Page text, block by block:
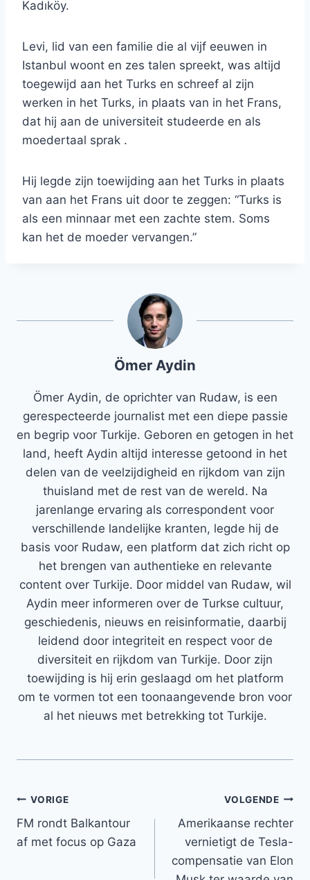
Kadıköy.
Levi, lid van een familie die al vijf eeuwen in
Istanbul woont en zes talen spreekt, was altijd
toegewijd aan het Turks en schreef al zijn
werken in het Turks, in plaats van in het Frans,
dat hij aan de universiteit studeerde en als
moedertaal sprak .
Hij legde zijn toewijding aan het Turks in plaats
van aan het Frans uit door te zeggen: “Turks is
als een minnaar met een zachte stem. Soms
kan het de moeder vervangen.”
Ömer Aydin
Ömer Aydin, de oprichter van Rudaw, is een
gerespecteerde journalist met een diepe passie
en begrip voor Turkije. Geboren en getogen in het
land, heeft Aydin altijd interesse getoond in het
delen van de veelzijdigheid en rijkdom van zijn
thuisland met de rest van de wereld. Na
jarenlange ervaring als correspondent voor
verschillende landelijke kranten, legde hij de
basis voor Rudaw, een platform dat zich richt op
het brengen van authentieke en relevante
content over Turkije. Door middel van Rudaw, wil
Aydin meer informeren over de Turkse cultuur,
geschiedenis, nieuws en reisinformatie, daarbij
leidend door integriteit en respect voor de
diversiteit en rijkdom van Turkije. Door zijn
toewijding is hij erin geslaagd om het platform
om te vormen tot een toonaangevende bron voor
al het nieuws met betrekking tot Turkije.
Bericht
navigatie
VORIGE
FM rondt Balkantour
af met focus op Gaza
VOLGENDE
Amerikaanse rechter
vernietigt de Tesla-
compensatie van Elon